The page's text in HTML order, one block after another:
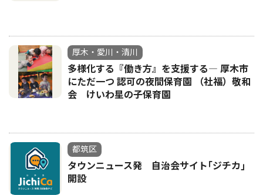
厚木・愛川・清川
多様化する『働き方』を支援する― 厚木市
にただ一つ 認可の夜間保育園 （社福）敬和
会 けいわ星の子保育園
都筑区
タウンニュース発 自治会サイト｢ジチカ｣
開設